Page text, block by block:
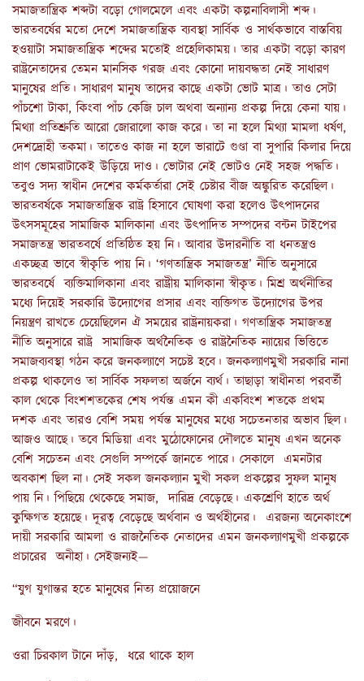
সমাজতান্ত্রিক শব্দটা বড়ো গোলমেলে এবং একটা কল্পনাবিলাসী শব্দ।
ভারতবর্ষের মতো দেশে সমাজতান্ত্রিক ব্যবস্থা সার্বিক ও সার্থকভাবে বাস্তবিয়
হওয়াটা সমাজতান্ত্রিক শব্দের মতোই প্রহেলিকাময়। তার একটা বড়ো কারণ
রাষ্ট্রনেতাদের তেমন মানসিক গরজ এবং কোনো দায়বদ্ধতা নেই সাধারণ
মানুষের প্রতি। সাধারণ মানুষ তাদের কাছে একটা ভোট মাত্র। তাও সেটা
পাঁচশো টাকা, কিংবা পাঁচ কেজি চাল অথবা অন্যান্য প্রকল্প দিয়ে কেনা যায়।
মিথ্যা প্রতিশ্রুতি আরো জোরালো কাজ করে। তা না হলে মিথ্যা মামলা ধর্ষণ,
দেশদ্রোহী তকমা। তাতেও কাজ না হলে ভারাটে গুণ্ডা বা সুপারি কিলার দিয়ে
প্রাণ ভোমরাটাকেই উড়িয়ে দাও। ভোটার নেই ভোটও নেই সহজ পদ্ধতি।
তবুও সদ্য স্বাধীন দেশের কর্মকর্তারা সেই চেষ্টার বীজ অঙ্কুরিত করেছিল।
ভারতবর্ষকে সমাজতান্ত্রিক রাষ্ট্র হিসাবে ঘোষণা করা হলেও উৎপাদনের
উৎসসমূহের সামাজিক মালিকানা এবং উৎপাদিত সম্পদের বন্টন টাইপের
সমাজতন্ত্র ভারতবর্ষে প্রতিষ্ঠিত হয় নি। আবার উদারনীতি বা ধনতন্ত্রও
একচ্ছত্র ভাবে স্বীকৃতি পায় নি। ‘গণতান্ত্রিক সমাজতন্ত্র’ নীতি অনুসারে
ভারতবর্ষে ব্যক্তিমালিকানা এবং রাষ্ট্রীয় মালিকানা স্বীকৃত। মিশ্র অর্থনীতির
মধ্যে দিয়েই সরকারি উদ্যোগের প্রসার এবং ব্যক্তিগত উদ্যোগের উপর
নিয়ন্ত্রণ রাখতে চেয়েছিলেন ঐ সময়ের রাষ্ট্রনায়করা। গণতান্ত্রিক সমাজতন্ত্র
নীতি অনুসারে রাষ্ট্র সামাজিক অর্থনৈতিক ও রাষ্ট্রনৈতিক ন্যায়ের ভিত্তিতে
সমাজব্যবস্থা গঠন করে জনকল্যাণে সচেষ্ট হবে। জনকল্যাণমুখী সরকারি নানা
প্রকল্প থাকলেও তা সার্বিক সফলতা অর্জনে ব্যর্থ। তাছাড়া স্বাধীনতা পরবর্তী
কাল থেকে বিংশশতকের শেষ পর্যন্ত এমন কী একবিংশ শতকে প্রথম
দশক এবং তারও বেশি সময় পর্যন্ত মানুষের মধ্যে সচেতনতার অভাব ছিল।
আজও আছে। তবে মিডিয়া এবং মুঠোফোনের দৌলতে মানুষ এখন অনেক
বেশি সচেতন এবং সেগুলি সম্পর্কে জানতে পারে। সেকালে এমনটার
অবকাশ ছিল না। সেই সকল জনকল্যান মুখী সকল প্রকল্পের সুফল মানুষ
পায় নি। পিছিয়ে থেকেছে সমাজ, দারিদ্র বেড়েছে। একশ্রেণি হাতে অর্থ
কুক্ষিগত হয়েছে। দূরত্ব বেড়েছে অর্থবান ও অর্থহীনের। এরজন্য অনেকাংশে
দায়ী সরকারি আমলা ও রাজনৈতিক নেতাদের এমন জনকল্যাণমুখী প্রকল্পকে
প্রচারের অনীহা। সেইজন্যই—
“যুগ যুগান্তর হতে মানুষের নিত্য প্রয়োজনে
জীবনে মরণে।
ওরা চিরকাল টানে দাঁড়, ধরে থাকে হাল